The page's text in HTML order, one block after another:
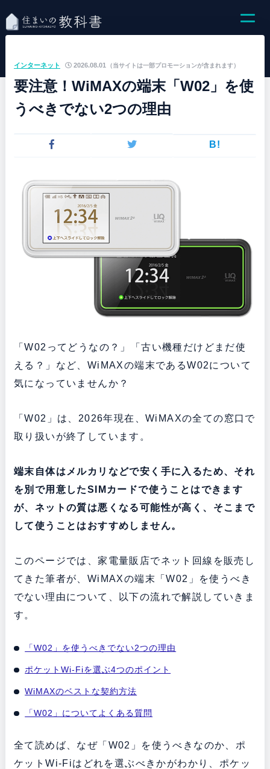
（当サイトは一部プロモーションが含まれます）
インターネット 2026.08.01
要注意！WiMAXの端末「W02」を使
うべきでない2つの理由
B!
「W02ってどうなの？」「古い機種だけどまだ使
える？」など、WiMAXの端末であるW02について
気になっていませんか？
「W02」は、2026年現在、WiMAXの全ての窓口で
取り扱いが終了しています。
端末自体はメルカリなどで安く手に入るため、それ
を別で用意したSIMカードで使うことはできます
が、ネットの質は悪くなる可能性が高く、そこまで
して使うことはおすすめしません。
このページでは、家電量販店でネット回線を販売し
てきた筆者が、WiMAXの端末「W02」を使うべき
でない理由について、以下の流れで解説していきま
す。
「W02」を使うべきでない2つの理由
ポケットWi-Fiを選ぶ4つのポイント
WiMAXのベストな契約方法
「W02」についてよくある質問
全て読めば、なぜ「W02」を使うべきなのか、ポ
ケットWi-Fiはどれを選ぶべきかがわかり、ポケッ